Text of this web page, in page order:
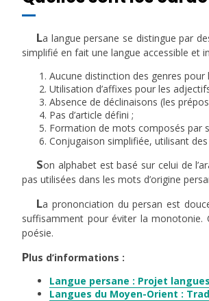
La langue persane se distingue par
simplifié en fait une langue accessible et
Aucune distinction des genres
Utilisation d’affixes pour les
Absence de déclinaisons (les
Pas d’article défini ;
Formation de mots composés par
Conjugaison simplifiée, utilisant
Son alphabet est basé sur celui de
pas utilisées dans les mots d’origine
La prononciation du persan est
suffisamment pour éviter la monotonie.
poésie.
Plus d’informations :
Langue persane : Projet
Langues du Moyen-Orient :